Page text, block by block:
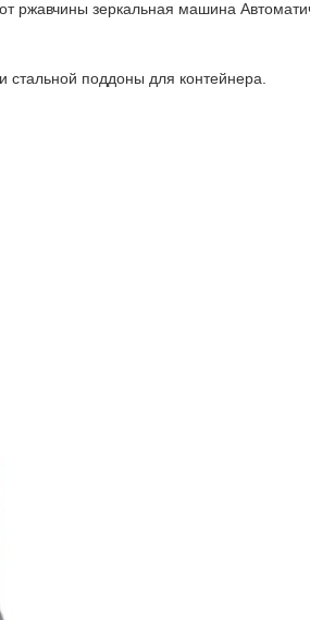
ржавчины зеркальная машина
поддоны для контейнера.